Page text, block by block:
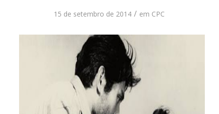
15 de setembro de 2014 / em CPC